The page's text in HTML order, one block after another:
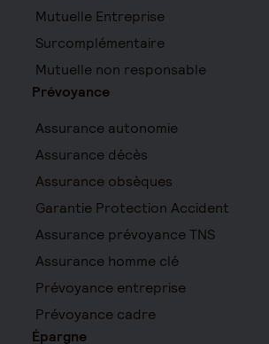
Mutuelle Entreprise
Surcomplémentaire
Mutuelle non responsable
Prévoyance
Assurance autonomie
Assurance décès
Assurance obsèques
Garantie Protection Accident
Assurance prévoyance TNS
Assurance homme clé
Prévoyance entreprise
Prévoyance cadre
Épargne